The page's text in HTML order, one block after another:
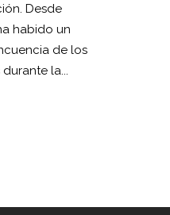
Desde
habido un
de los
la...